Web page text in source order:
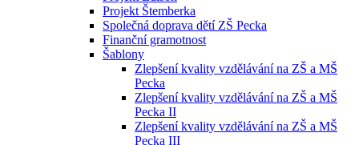
Projekt Štemberka
Společná doprava dětí ZŠ Pecka
Finanční gramotnost
Šablony
Zlepšení kvality vzdělávání na ZŠ a MŠ
Pecka
Zlepšení kvality vzdělávání na ZŠ a MŠ
Pecka II
Zlepšení kvality vzdělávání na ZŠ a MŠ
Pecka III